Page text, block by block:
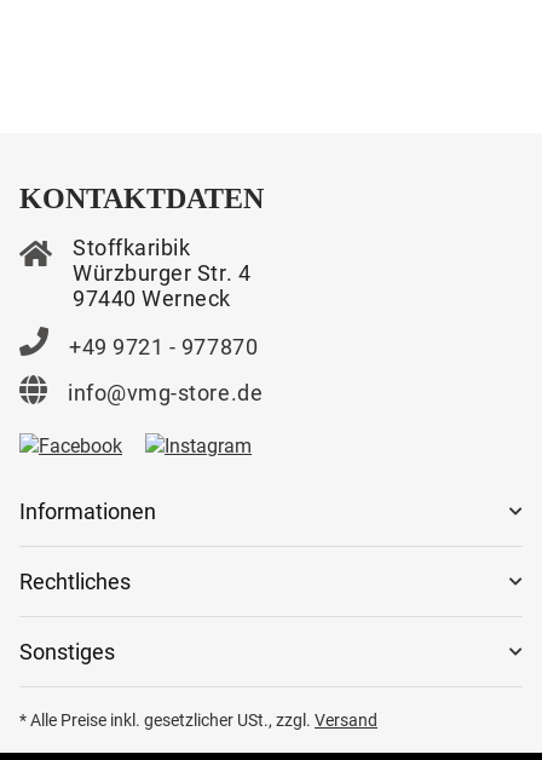
KONTAKTDATEN
Stoffkaribik
Würzburger Str. 4
97440 Werneck
+49 9721 - 977870
info@vmg-store.de
Informationen
Rechtliches
Sonstiges
* Alle Preise inkl. gesetzlicher USt., zzgl. Versand